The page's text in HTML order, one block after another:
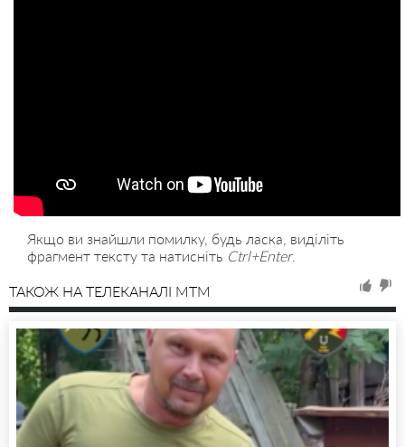
Якщо ви знайшли помилку, будь ласка, виділіть
фрагмент тексту та натисніть Ctrl+Enter.
ТАКОЖ НА ТЕЛЕКАНАЛІ MTM